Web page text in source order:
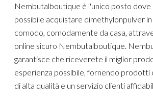
Nembutalboutique è l'unico posto dove
possibile acquistare dimethylonpulver
comodo, comodamente da casa,
online sicuro Nembutalboutique.
garantisce che riceverete il miglior
esperienza possibile, fornendo prodotti
di alta qualità e un servizio clienti